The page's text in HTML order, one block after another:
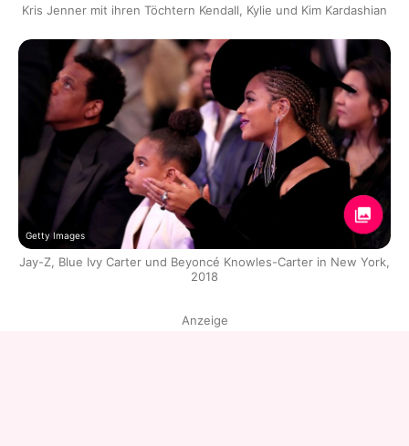
Kris Jenner mit ihren Töchtern Kendall, Kylie und Kim Kardashian
Getty Images
Jay-Z, Blue Ivy Carter und Beyoncé Knowles-Carter in New York,
2018
Anzeige